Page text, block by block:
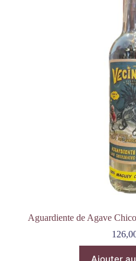
Aguardiente de Agave